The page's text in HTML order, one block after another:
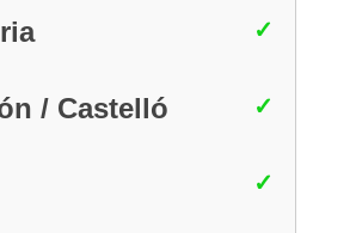
/ Castelló